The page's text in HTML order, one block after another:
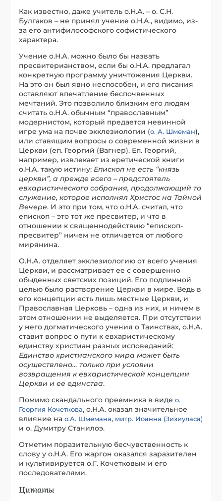
Как известно, даже учитель о.Н.А. – о. С.Н.
Булгаков – не принял учение о.Н.А., видимо, из-
за его антифилософского софистического
характера.
Учение о.Н.А. можно было бы назвать
пресвитерианством, если бы о.Н.А. предлагал
конкретную программу уничтожения Церкви.
На это он был явно неспособен, и его писания
оставляют впечатление беспочвенных
мечтаний. Это позволило близким его людям
считать о.Н.А. обычным “православным”
модернистом, который предается невинной
игре ума на почве экклезиологии (о. А. Шмеман),
или ставящим вопросы о современной жизни в
Церкви (еп. Георгий (Вагнер). Еп. Георгий,
например, извлекает из еретической книги
о.Н.А. такую истину: Епископ не есть “князь
церкви”, а прежде всего – предстоятель
евхаристического собрания, продолжающий то
служение, которое исполнял Христос на Тайной
Вечере. И это при том, что о.Н.А. считал, что
епископ – это тот же пресвитер, и что в
отношении к священнодействию “епископ-
пресвитер” ничем не отличается от любого
мирянина.
О.Н.А. отделяет экклезиологию от всего учения
Церкви, и рассматривает ее с совершенно
обыденных светских позиций. Его подлинной
целью было растворение Церкви в мире. Ведь в
его концепции есть лишь местные Церкви, и
Православная Церковь – одна из них, и ничем в
этом отношении не выделяется. При отсутствии
у него догматического учения о Таинствах, о.Н.А.
ставит вопрос о пути к евхаристическому
единству христиан разных исповеданий:
Единство христианского мира может быть
осуществлено… только при условии
возвращения к евхаристической концепции
Церкви и ее единства.
Помимо скандального преемника в видео.
Георгия Кочеткова, о.Н.А. оказал значительное
влияние нао.А. Шмемана, митр. Иоанна (Зизиуласа)
и о. Думитру Станилоэ.
Отметим поразительную бесчувственность к
слову у о.Н.А. Его жаргон оказался заразителен
и культивируется о.Г. Кочетковым и его
последователями.
Цитаты